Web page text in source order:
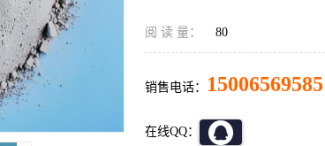
阅 读 量： 80
销售电话： 15006569585
在线QQ：